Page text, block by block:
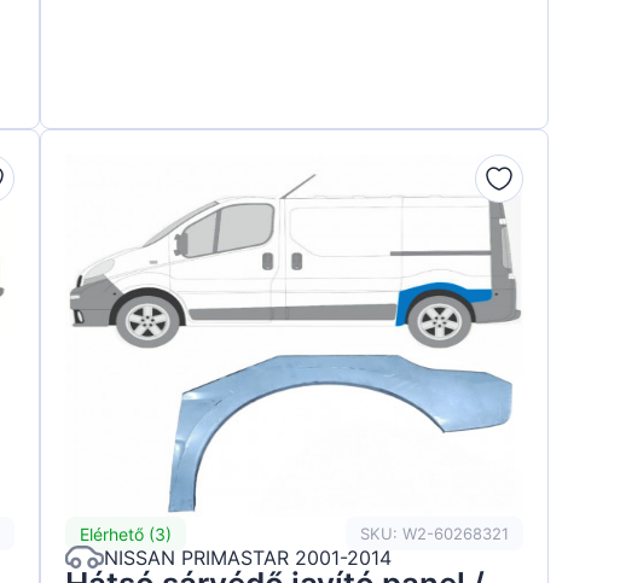
Elérhető (3) SKU: W2-60268321
NISSAN PRIMASTAR 2001-2014